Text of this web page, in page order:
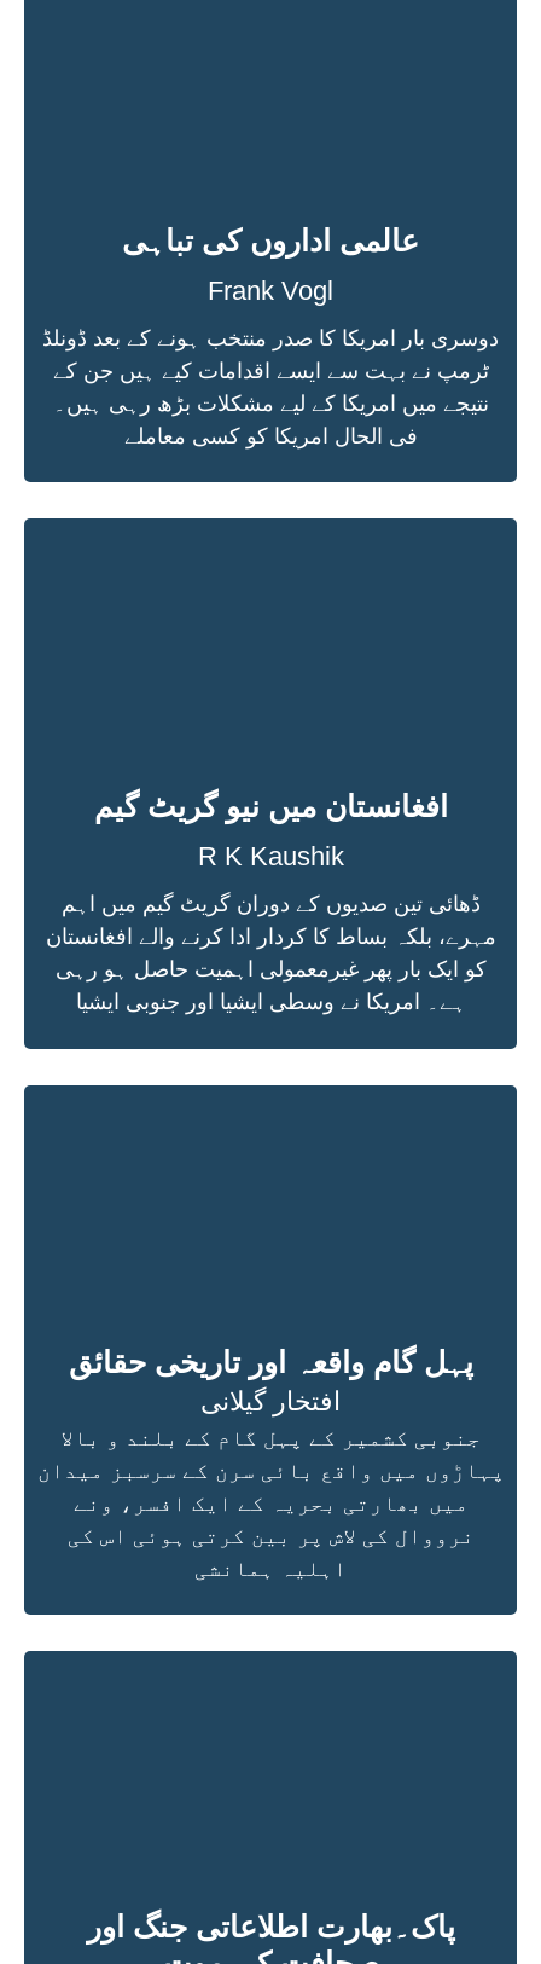
عالمی اداروں کی تباہی
Frank Vogl
دوسری بار امریکا کا صدر منتخب ہونے کے بعد ڈونلڈ
ٹرمپ نے بہت سے ایسے اقدامات کیے ہیں جن کے
نتیجے میں امریکا کے لیے مشکلات بڑھ رہی ہیں۔
فی الحال امریکا کو کسی معاملے
افغانستان میں نیو گریٹ گیم
R K Kaushik
ڈھائی تین صدیوں کے دوران گریٹ گیم میں اہم
مہرے، بلکہ بساط کا کردار ادا کرنے والے افغانستان
کو ایک بار پھر غیرمعمولی اہمیت حاصل ہو رہی
ہے۔ امریکا نے وسطی ایشیا اور جنوبی ایشیا
پہل گام واقعہ اور تاریخی حقائق
افتخار گیلانی
جنوبی کشمیر کے پہل گام کے بلند و بالا
پہاڑوں میں واقع بائی سرن کے سرسبز میدان
میں بھارتی بحریہ کے ایک افسر، ونے
نرووال کی لاش پر بین کرتی ہوئی اس کی
اہلیہ ہمانشی
پاک۔بھارت اطلاعاتی جنگ اور